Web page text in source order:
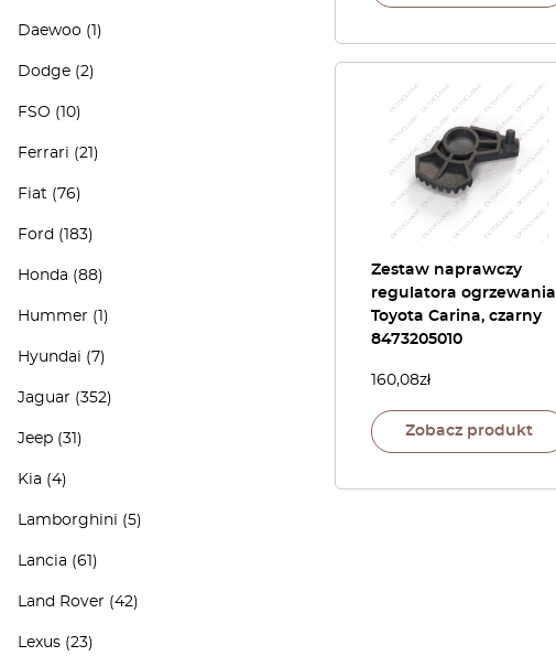
Daewoo (1)
Dodge (2)
FSO (10)
Ferrari (21)
Fiat (76)
Ford (183)
Honda (88)
Hummer (1)
Hyundai (7)
Jaguar (352)
Jeep (31)
Kia (4)
Lamborghini (5)
Lancia (61)
Land Rover (42)
Lexus (23)
Zestaw naprawczy
regulatora ogrzewania
Toyota Carina, czarny
8473205010
160,08zł
Zobacz produkt